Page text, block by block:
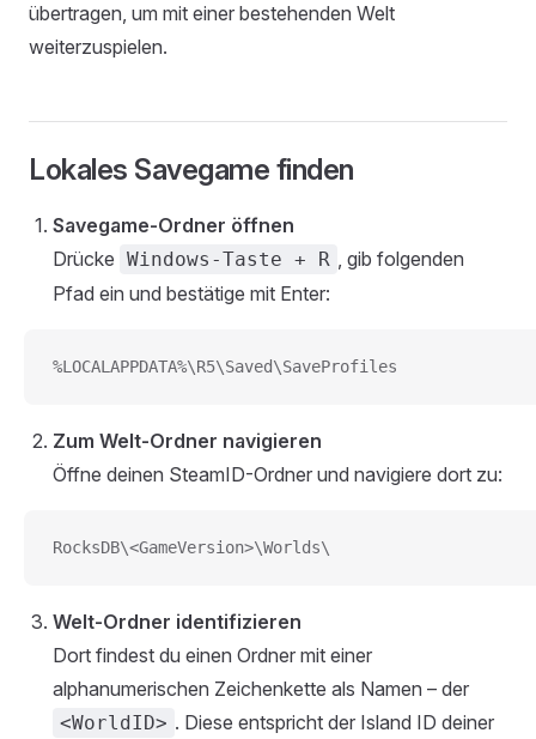
übertragen, um mit einer bestehenden Welt
weiterzuspielen.
Lokales Savegame finden
Savegame-Ordner öffnen
Drücke Windows-Taste + R , gib folgenden
Pfad ein und bestätige mit Enter:
%LOCALAPPDATA%\R5\Saved\SaveProfiles
Zum Welt-Ordner navigieren
Öffne deinen SteamID-Ordner und navigiere dort zu:
RocksDB\<GameVersion>\Worlds\
Welt-Ordner identifizieren
Dort findest du einen Ordner mit einer
alphanumerischen Zeichenkette als Namen – der
<WorldID> . Diese entspricht der Island ID deiner